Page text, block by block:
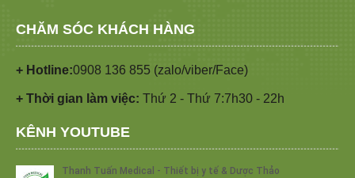
CHĂM SÓC KHÁCH HÀNG
+ Hotline:0908 136 855 (zalo/viber/Face)
+ Thời gian làm việc: Thứ 2 - Thứ 7:7h30 - 22h
KÊNH YOUTUBE